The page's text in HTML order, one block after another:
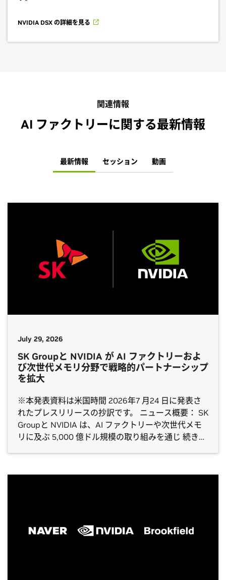
NVIDIA DSX の詳細を見る
関連情報
AI ファクトリーに関する最新情報
最新情報 セッション 動画
July 29, 2026
SK Groupと NVIDIA が AI ファクトリーおよ
び次世代メモリ分野で戦略的パートナーシップ
を拡大
※本発表資料は米国時間 2026年7 月24 日に発表さ
れたプレスリリースの抄訳です。 ニュース概要： SK
Groupと NVIDIA は、AI ファクトリーや次世代メモ
リに及ぶ 5,000 億ドル規模の取り組みを通じ 続きを
プを拡大 appeared first on NVIDIA | Japan Blog.